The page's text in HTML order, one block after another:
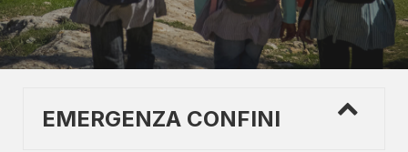
EMERGENZA CONFINI